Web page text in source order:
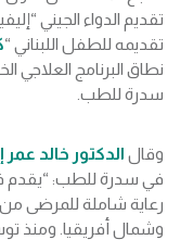
تقديم الدواء الجيني
تقديمه للطفل اللبناني “
نطاق البرنامج
سدرة للطب.
وقالالدكتور خالد عمر
في سدرة للطب: “يقدم
رعاية شاملة للمرضى
وشمال أفريقيا. ومنذ